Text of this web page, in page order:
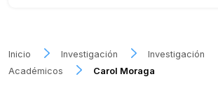
Proyectos
Inicio Investigación
Investigación
Académicos
Carol Moraga